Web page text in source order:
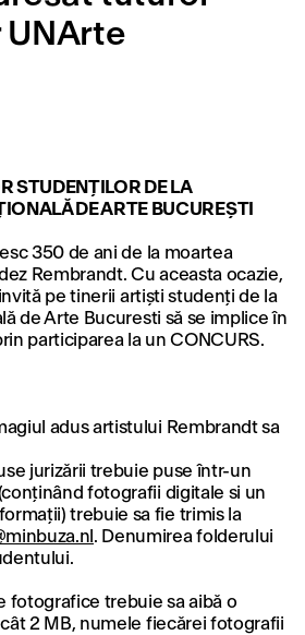
STUDENȚILOR DE LA
DE ARTE BUCUREȘTI
350 de ani de la moartea
Rembrandt. Cu aceasta ocazie,
pe tinerii artiști studenți de la
de Arte Bucuresti să se implice în
participarea la un CONCURS.
adus artistului Rembrandt sa
jurizării trebuie puse într-un
fotografii digitale si un
trebuie sa fie trimis la
. Denumirea folderului
fotografice trebuie sa aibă o
2 MB, numele fiecărei fotografii